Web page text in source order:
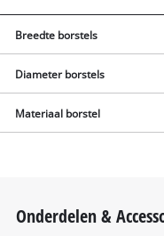
Breedte borstels
Diameter borstels
Materiaal borstel
Onderdelen &